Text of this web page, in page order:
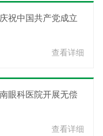
查看详细
眼科医院开展无偿
查看详细